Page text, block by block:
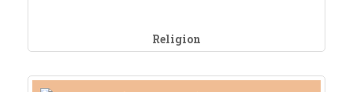
Religion